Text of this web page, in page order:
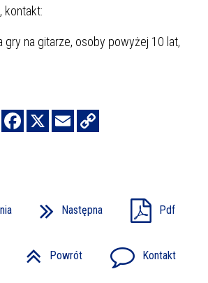
kontakt:
gry na gitarze, osoby powyżej 10 lat,
Następna Pdf
Powrót Kontakt